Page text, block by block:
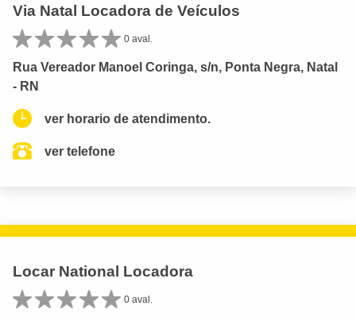
Via Natal Locadora de Veículos
0 aval.
Rua Vereador Manoel Coringa, s/n, Ponta Negra, Natal
- RN
ver horario de atendimento.
ver telefone
Locar National Locadora
0 aval.